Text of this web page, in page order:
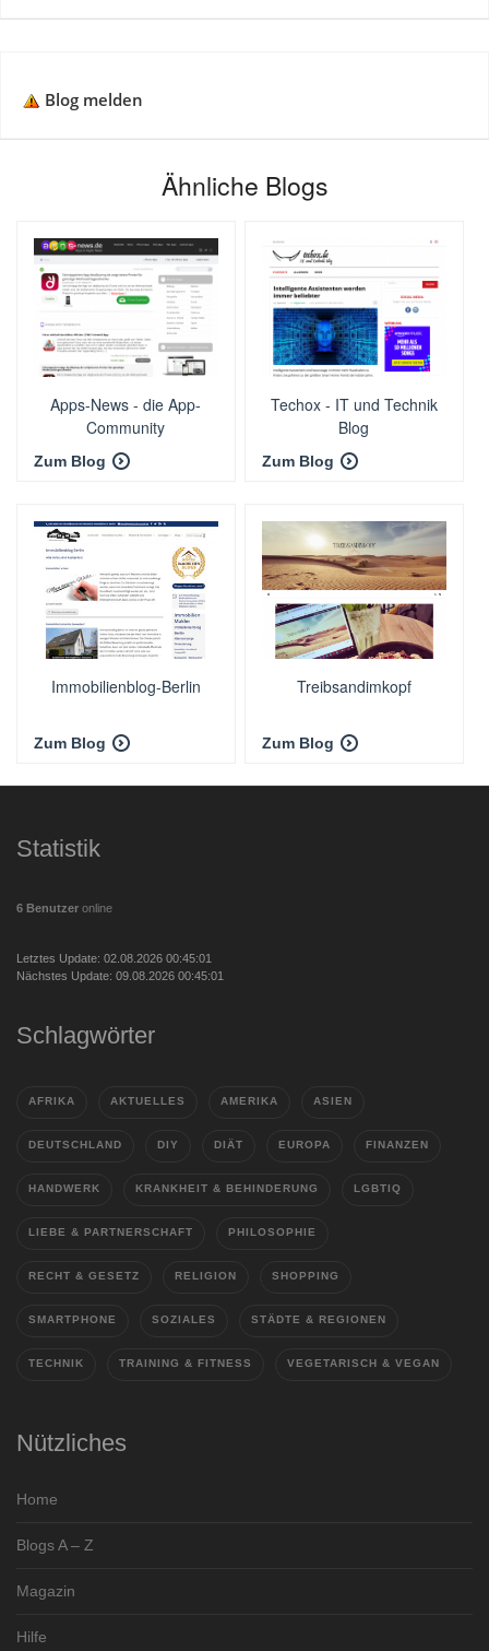
Blog melden
Ähnliche Blogs
Apps-News - die App-
Community
Zum Blog
Techox - IT und Technik
Blog
Zum Blog
Immobilienblog-Berlin
Zum Blog
Treibsandimkopf
Zum Blog
Statistik
6 Benutzer online
Letztes Update: 02.08.2026 00:45:01
Nächstes Update: 09.08.2026 00:45:01
Schlagwörter
AFRIKA AKTUELLES AMERIKA ASIEN
DEUTSCHLAND DIY DIÄT EUROPA FINANZEN
HANDWERK KRANKHEIT & BEHINDERUNG LGBTIQ
LIEBE & PARTNERSCHAFT PHILOSOPHIE
RECHT & GESETZ RELIGION SHOPPING
SMARTPHONE SOZIALES STÄDTE & REGIONEN
TECHNIK TRAINING & FITNESS VEGETARISCH & VEGAN
Nützliches
Home
Blogs A – Z
Magazin
Hilfe